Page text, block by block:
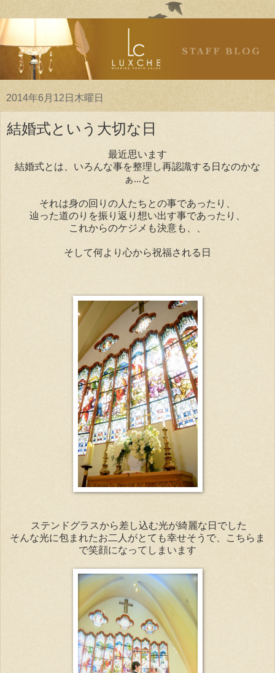
2014年6月12日木曜日
結婚式という大切な日
最近思います
結婚式とは、いろんな事を整理し再認識する日なのかな
ぁ...と
それは身の回りの人たちとの事であったり、
辿った道のりを振り返り想い出す事であったり、
これからのケジメも決意も、、
そして何より心から祝福される日
ステンドグラスから差し込む光が綺麗な日でした
そんな光に包まれたお二人がとても幸せそうで、こちらま
で笑顔になってしまいます